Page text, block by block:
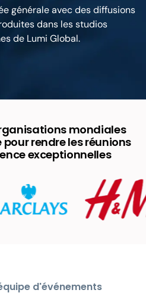
générale avec des diffusions
dans les studios
de Lumi Global.
mondiales
rendre les réunions
exceptionnelles
d'événements